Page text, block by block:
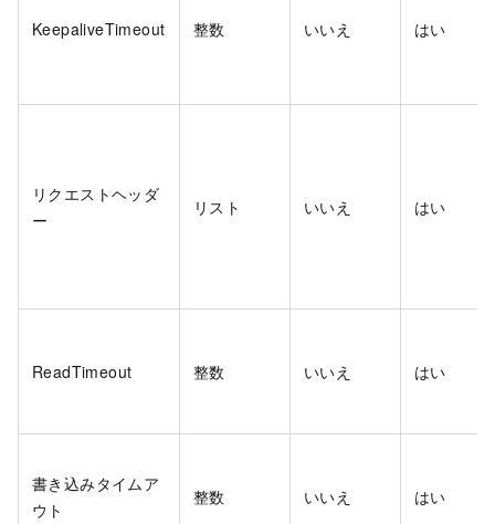
KeepaliveTimeout 整数 いいえ はい
リクエストヘッダ
ー
リスト いいえ はい
ReadTimeout 整数 いいえ はい
書き込みタイムア
ウト
整数 いいえ はい